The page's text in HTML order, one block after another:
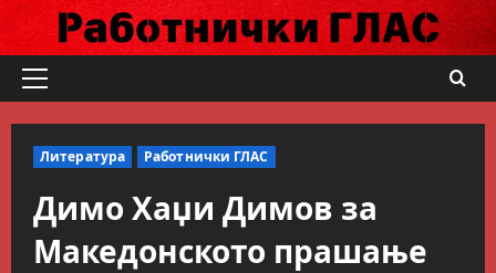
Skip
content
Primary
Литература Работнички ГЛАС
Димо Хаџи Димов за
Македонското прашање